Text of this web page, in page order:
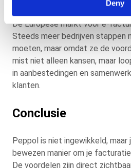
Deny
De Europese markt voor e-
Steeds meer bedrijven stappen
moeten, maar omdat ze de
mist niet alleen kansen, maar
in aanbestedingen en
klanten.
Conclusie
Peppol is niet ingewikkeld,
bewezen manier om je
De voordelen zijn direct